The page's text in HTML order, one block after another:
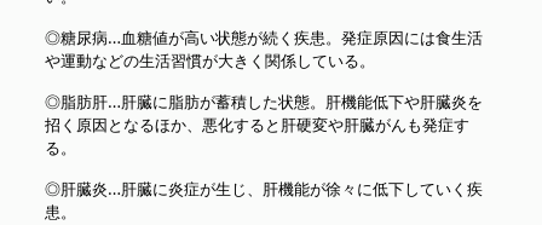
◎糖尿病…血糖値が高い状態が続く疾患。発症原因には食生活
や運動などの生活習慣が大きく関係している。
◎脂肪肝…肝臓に脂肪が蓄積した状態。肝機能低下や肝臓炎を
招く原因となるほか、悪化すると肝硬変や肝臓がんも発症す
る。
◎肝臓炎…肝臓に炎症が生じ、肝機能が徐々に低下していく疾
患。